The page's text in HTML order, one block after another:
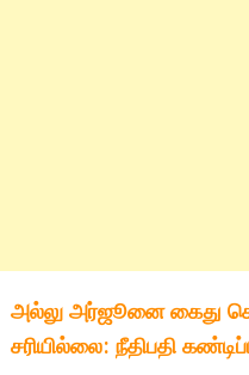
அல்லு அர்ஜூனை கைது
சரியில்லை: நீதிபதி